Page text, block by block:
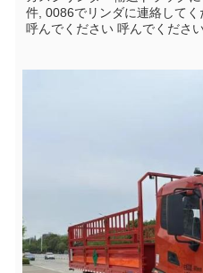
件, 0086でリンダに連絡してく
呼んでください 呼んでくださ